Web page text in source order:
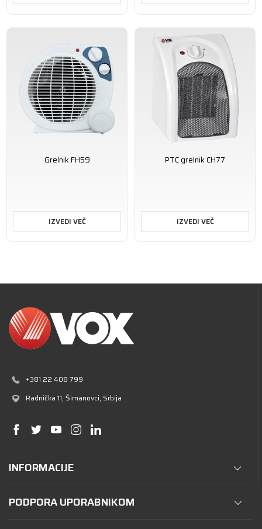
Grelnik FH59
IZVEDI VEČ
PTC grelnik CH77
IZVEDI VEČ
+381 22 408 799
Radnička 11, Šimanovci, Srbija
INFORMACIJE
PODPORA UPORABNIKOM